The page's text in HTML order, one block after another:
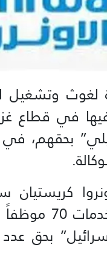
وتشغيل
70 من موظفيها في
بحقهم،
الموظفين،
بحق